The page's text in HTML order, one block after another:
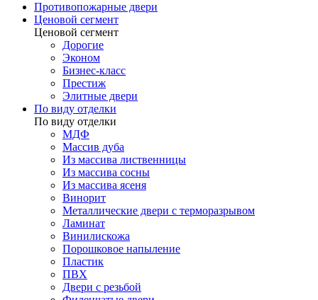
Противопожарные двери
Ценовой сегмент
Ценовой сегмент
Дорогие
Эконом
Бизнес-класс
Престиж
Элитные двери
По виду отделки
По виду отделки
МДФ
Массив дуба
Из массива лиственницы
Из массива сосны
Из массива ясеня
Винорит
Металлические двери с терморазрывом
Ламинат
Винилискожа
Порошковое напыление
Пластик
ПВХ
Двери с резьбой